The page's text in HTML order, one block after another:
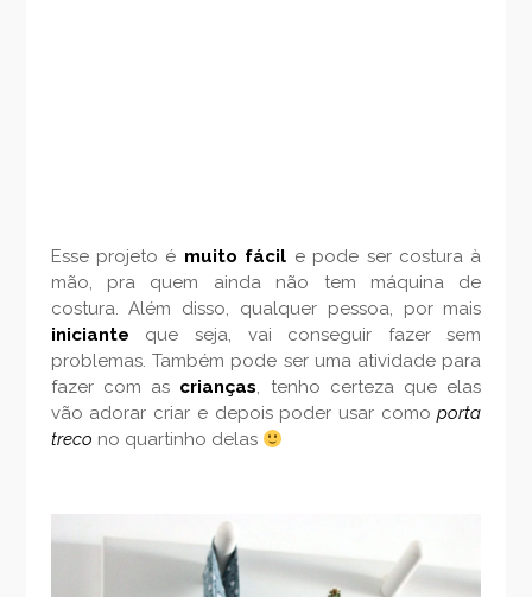
Esse projeto é muito fácil e pode ser costura à
mão, pra quem ainda não tem máquina de
costura. Além disso, qualquer pessoa, por mais
iniciante que seja, vai conseguir fazer sem
problemas. Também pode ser uma atividade para
fazer com as crianças, tenho certeza que elas
vão adorar criar e depois poder usar como porta
treco no quartinho delas